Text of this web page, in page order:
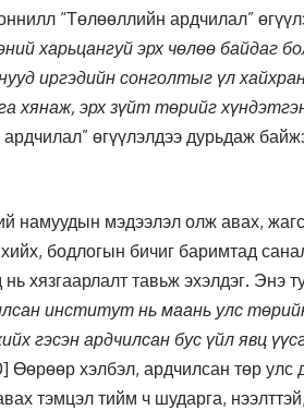
“Төлөөллийн ардчилал”
харьцангуй эрх чөлөө байдаг
иргэдийн сонголтыг үл
хянаж, эрх зүйт төрийг
өгүүлэлдээ дурьдаж
намуудын мэдээлэл олж авах,
бодлогын бичиг баримтад
хязгаарлалт тавьж эхэлдэг. Энэ
институт нь маань улс
гэсэн ардчилсан бус үйл явц
хэлбэл, ардчилсан төр улс
тэмцэл тийм ч шударга,